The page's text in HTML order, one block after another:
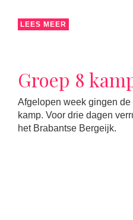
LEES MEER
Groep 8
Afgelopen week gingen
kamp. Voor drie dagen
het Brabantse Bergeijk.